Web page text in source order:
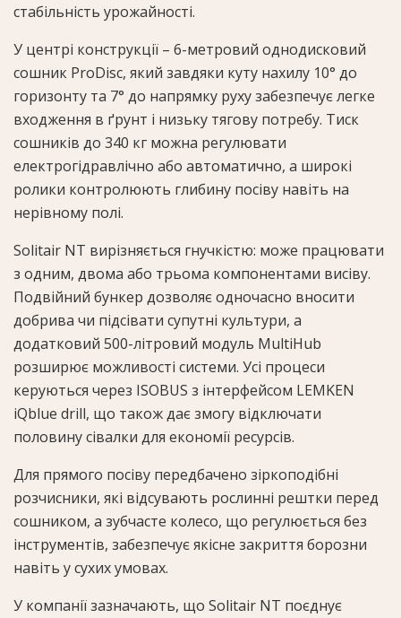
стабільність урожайності.
У центрі конструкції – 6-метровий однодисковий
сошник ProDisc, який завдяки куту нахилу 10° до
горизонту та 7° до напрямку руху забезпечує легке
входження в ґрунт і низьку тягову потребу. Тиск
сошників до 340 кг можна регулювати
електрогідравлічно або автоматично, а широкі
ролики контролюють глибину посіву навіть на
нерівному полі.
Solitair NT вирізняється гнучкістю: може працювати
з одним, двома або трьома компонентами висіву.
Подвійний бункер дозволяє одночасно вносити
добрива чи підсівати супутні культури, а
додатковий 500-літровий модуль MultiHub
розширює можливості системи. Усі процеси
керуються через ISOBUS з інтерфейсом LEMKEN
iQblue drill, що також дає змогу відключати
половину сівалки для економії ресурсів.
Для прямого посіву передбачено зіркоподібні
розчисники, які відсувають рослинні рештки перед
сошником, а зубчасте колесо, що регулюється без
інструментів, забезпечує якісне закриття борозни
навіть у сухих умовах.
У компанії зазначають, що Solitair NT поєднує